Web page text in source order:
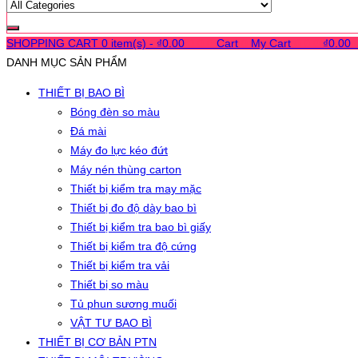
SHOPPING CART 0 item(s) - ₫0.00 Cart My Cart ₫0.00
DANH MỤC SẢN PHẨM
THIẾT BỊ BAO BÌ
Bóng đèn so màu
Đá mài
Máy đo lực kéo đứt
Máy nén thùng carton
Thiết bị kiểm tra may mặc
Thiết bị đo độ dày bao bì
Thiết bị kiểm tra bao bì giấy
Thiết bị kiểm tra độ cứng
Thiết bị kiểm tra vải
Thiết bị so màu
Tủ phun sương muối
VẬT TƯ BAO BÌ
THIẾT BỊ CƠ BẢN PTN